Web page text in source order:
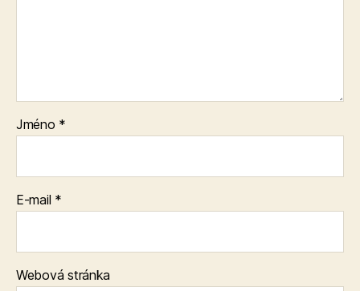
Jméno *
E-mail *
Webová stránka